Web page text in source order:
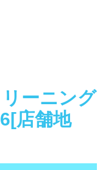
ーニング
店舗地